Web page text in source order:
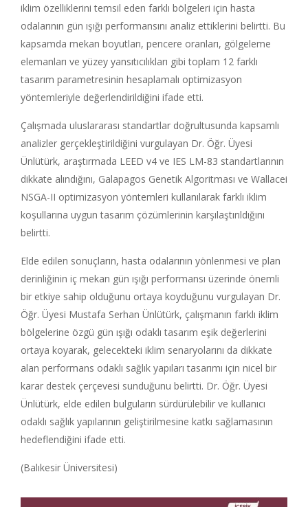
iklim özelliklerini temsil eden farklı bölgeleri için hasta
odalarının gün ışığı performansını analiz ettiklerini belirtti. Bu
kapsamda mekan boyutları, pencere oranları, gölgeleme
elemanları ve yüzey yansıtıcılıkları gibi toplam 12 farklı
tasarım parametresinin hesaplamalı optimizasyon
yöntemleriyle değerlendirildiğini ifade etti.
Çalışmada uluslararası standartlar doğrultusunda kapsamlı
analizler gerçekleştirildiğini vurgulayan Dr. Öğr. Üyesi
Ünlütürk, araştırmada LEED v4 ve IES LM-83 standartlarının
dikkate alındığını, Galapagos Genetik Algoritması ve Wallacei
NSGA-II optimizasyon yöntemleri kullanılarak farklı iklim
koşullarına uygun tasarım çözümlerinin karşılaştırıldığını
belirtti.
Elde edilen sonuçların, hasta odalarının yönlenmesi ve plan
derinliğinin iç mekan gün ışığı performansı üzerinde önemli
bir etkiye sahip olduğunu ortaya koyduğunu vurgulayan Dr.
Öğr. Üyesi Mustafa Serhan Ünlütürk, çalışmanın farklı iklim
bölgelerine özgü gün ışığı odaklı tasarım eşik değerlerini
ortaya koyarak, gelecekteki iklim senaryolarını da dikkate
alan performans odaklı sağlık yapıları tasarımı için nicel bir
karar destek çerçevesi sunduğunu belirtti. Dr. Öğr. Üyesi
Ünlütürk, elde edilen bulguların sürdürülebilir ve kullanıcı
odaklı sağlık yapılarının geliştirilmesine katkı sağlamasının
hedeflendiğini ifade etti.
(Balıkesir Üniversitesi)